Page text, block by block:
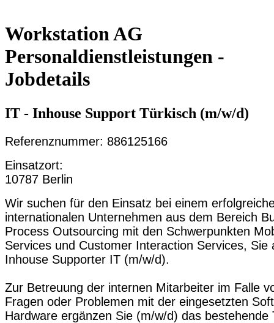
Workstation AG
Personaldienstleistungen -
Jobdetails
IT - Inhouse Support Türkisch (m/w/d)
Referenznummer: 886125166
Einsatzort:
10787 Berlin
Wir suchen für den Einsatz bei einem
internationalen Unternehmen aus dem Bereich
Process Outsourcing mit den Schwerpunkten
Services und Customer Interaction Services, Sie
Inhouse Supporter IT (m/w/d).
Zur Betreuung der internen Mitarbeiter im Falle
Fragen oder Problemen mit der eingesetzten
Hardware ergänzen Sie (m/w/d) das bestehende